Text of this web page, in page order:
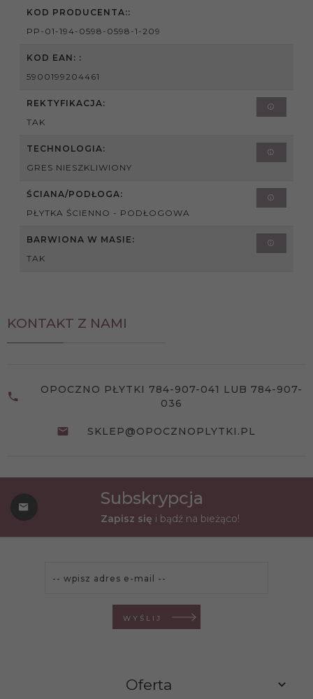
KOD PRODUCENTA::
PP-01-194-0598-0598-1-209
KOD EAN: :
5900199204461
REKTYFIKACJA:
TAK
TECHNOLOGIA:
GRES NIESZKLIWIONY
ŚCIANA/PODŁOGA:
PŁYTKA ŚCIENNO - PODŁOGOWA
BARWIONA W MASIE:
TAK
KONTAKT Z NAMI
OPOCZNO PŁYTKI 784-907-041 LUB 784-907-
036
SKLEP@OPOCZNOPLYTKI.PL
Subskrypcja
Zapisz się i bądź na bieżąco!
WYŚLIJ
Oferta